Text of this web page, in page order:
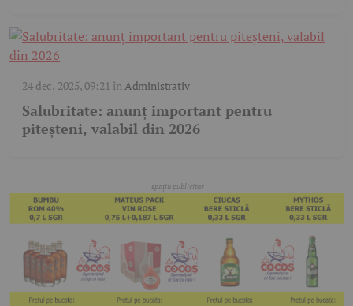
24 dec. 2025, 09:21 înAdministrativ
Salubritate: anunț important pentru
piteșteni, valabil din 2026